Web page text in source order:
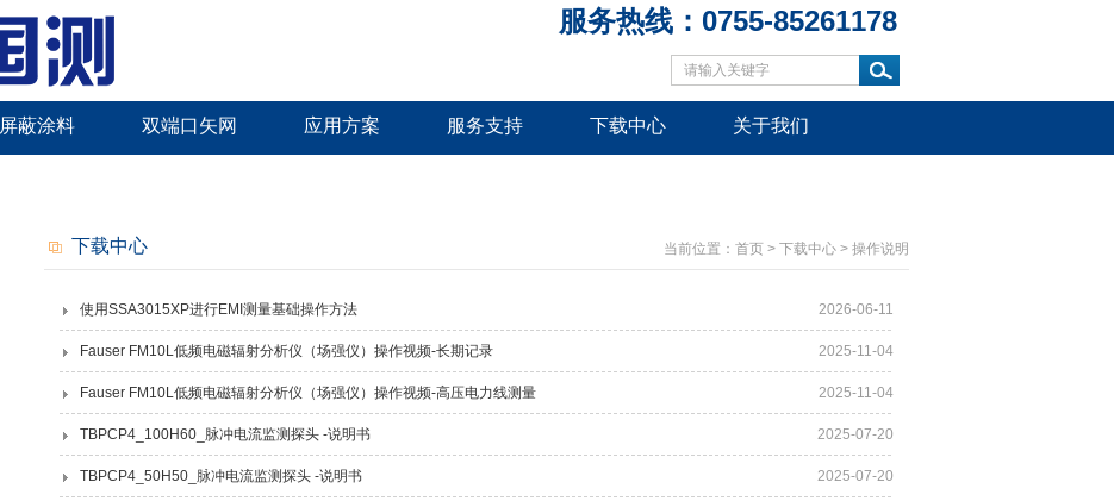
服务热线：0755-85261178
屏蔽涂料 双端口矢网 应用方案 服务支持 下载中心 关于我们
当前位置： 首页 > 下载中心 > 操作说明
下载中心
2026-06-11
使用SSA3015XP进行EMI测量基础操作方法
2025-11-04
Fauser FM10L低频电磁辐射分析仪（场强仪）操作视频-长期记录
2025-11-04
Fauser FM10L低频电磁辐射分析仪（场强仪）操作视频-高压电力线测量
2025-07-20
TBPCP4_100H60_脉冲电流监测探头 -说明书
2025-07-20
TBPCP4_50H50_脉冲电流监测探头 -说明书